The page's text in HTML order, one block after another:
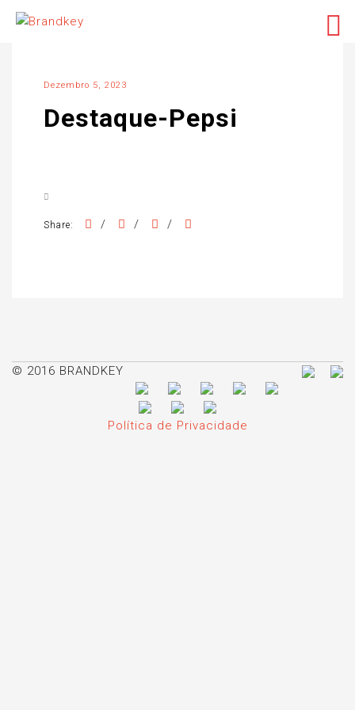
Dezembro 5, 2023
Destaque-Pepsi
Share: / / /
© 2016 BRANDKEY
Política de Privacidade